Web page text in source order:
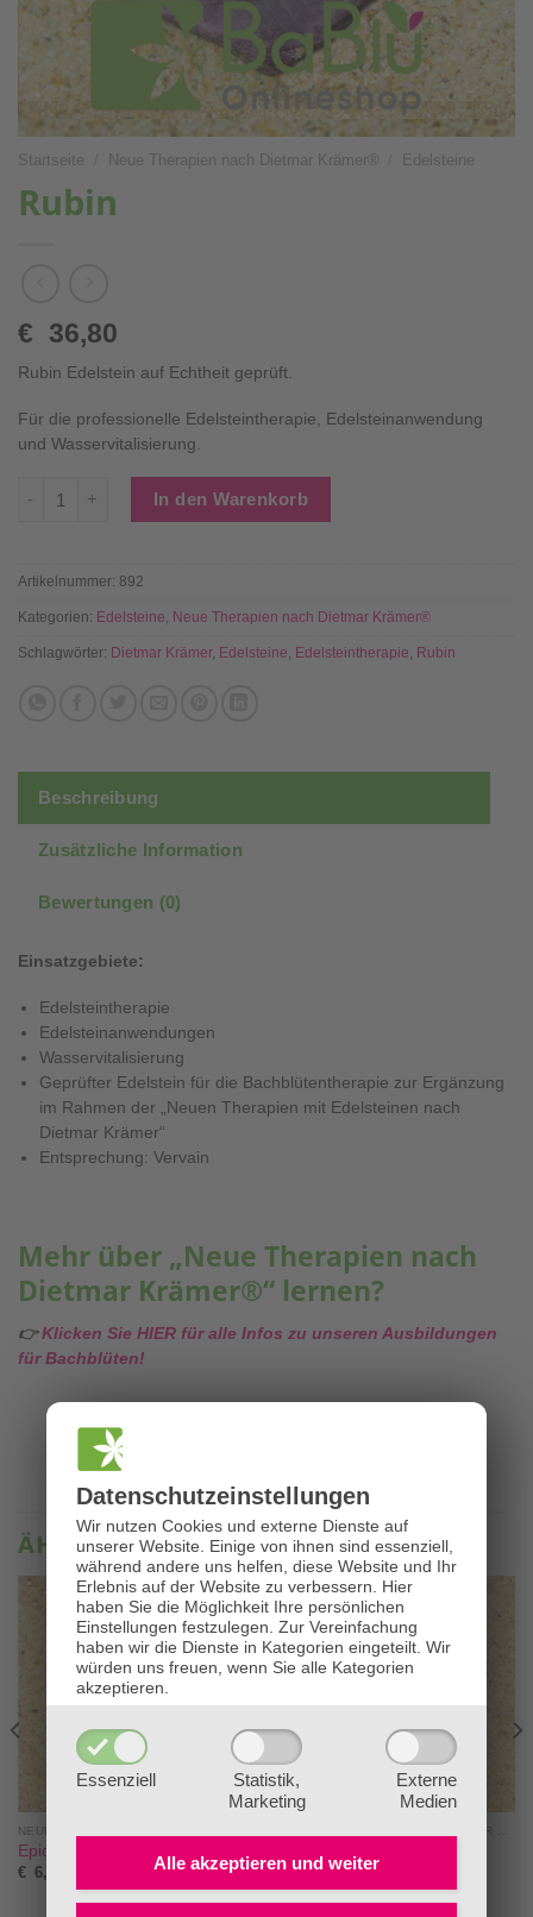
Datenschutz­einstellungen
Wir nutzen Cookies und externe Dienste auf
unserer Website. Einige von ihnen sind essenziell,
während andere uns helfen, diese Website und Ihr
Erlebnis auf der Website zu verbessern. Hier
haben Sie die Möglichkeit Ihre persönlichen
Einstellungen festzulegen. Zur Vereinfachung
haben wir die Dienste in Kategorien eingeteilt. Wir
würden uns freuen, wenn Sie alle Kategorien
akzeptieren.
Essenziell
Statistik,
Marketing
Externe
Medien
Alle akzeptieren und weiter
Startseite Neue Therapien nach Dietmar Krämer® Edelsteine
Rubin
€ 36,80
Rubin Edelstein auf Echtheit geprüft.
Für die professionelle Edelsteintherapie, Edelsteinanwendung
und Wasservitalisierung.
Rubin Menge In den Warenkorb
Artikelnummer: 892
Kategorien: Edelsteine, Neue Therapien nach Dietmar Krämer®
Schlagwörter: Dietmar Krämer, Edelsteine, Edelsteintherapie, Rubin
Beschreibung
Zusätzliche Information
Bewertungen (0)
Einsatzgebiete:
Edelsteintherapie
Edelsteinanwendungen
Wasservitalisierung
Geprüfter Edelstein für die Bachblütentherapie zur Ergänzung
im Rahmen der „Neuen Therapien mit Edelsteinen nach
Dietmar Krämer“
Entsprechung: Vervain
Mehr über „Neue Therapien nach
Dietmar Krämer®“ lernen?
👉Klicken Sie HIER für alle Infos zu unseren Ausbildungen
für Bachblüten!
ÄHNLICHE PRODUKTE
Epidot
€ 6,90
€ 18,40